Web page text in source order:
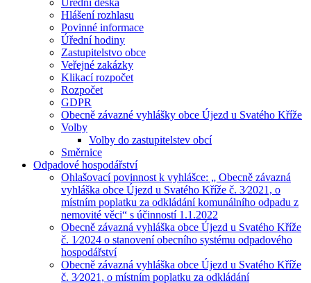
Úřední deska
Hlášení rozhlasu
Povinné informace
Úřední hodiny
Zastupitelstvo obce
Veřejné zakázky
Klikací rozpočet
Rozpočet
GDPR
Obecně závazné vyhlášky obce Újezd u Svatého Kříže
Volby
Volby do zastupitelstev obcí
Směrnice
Odpadové hospodářství
Ohlašovací povinnost k vyhlášce: „ Obecně závazná
vyhláška obce Újezd u Svatého Kříže č. 3⁄2021, o
místním poplatku za odkládání komunálního odpadu z
nemovité věci“ s účinností 1.1.2022
Obecně závazná vyhláška obce Újezd u Svatého Kříže
č. 1⁄2024 o stanovení obecního systému odpadového
hospodářství
Obecně závazná vyhláška obce Újezd u Svatého Kříže
č. 3⁄2021, o místním poplatku za odkládání